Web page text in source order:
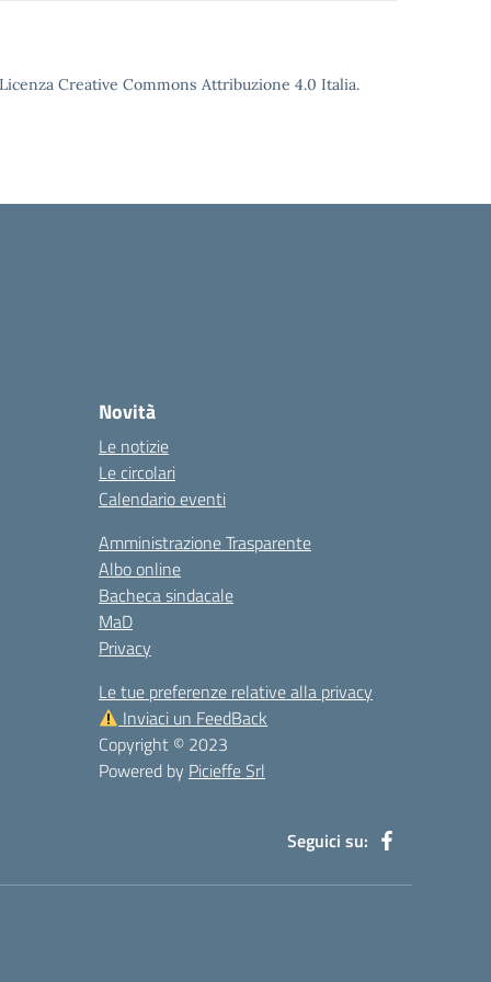
Creative Commons Attribuzione 4.0 Italia.
Novità
Le notizie
Le circolari
Calendario eventi
Amministrazione Trasparente
Albo online
Bacheca sindacale
MaD
Privacy
Le tue preferenze relative alla privacy
Inviaci un FeedBack
Copyright © 2023
Powered by Picieffe Srl
Seguici su: